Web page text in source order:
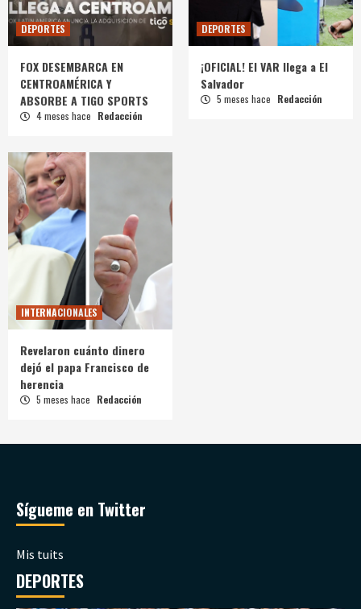
DEPORTES
FOX DESEMBARCA EN
CENTROAMÉRICA Y
ABSORBE A TIGO SPORTS
4 meses hace Redacción
DEPORTES
¡OFICIAL! El VAR llega a El
Salvador
5 meses hace Redacción
INTERNACIONALES
Revelaron cuánto dinero
dejó el papa Francisco de
herencia
5 meses hace Redacción
Sígueme en Twitter
Mis tuits
DEPORTES